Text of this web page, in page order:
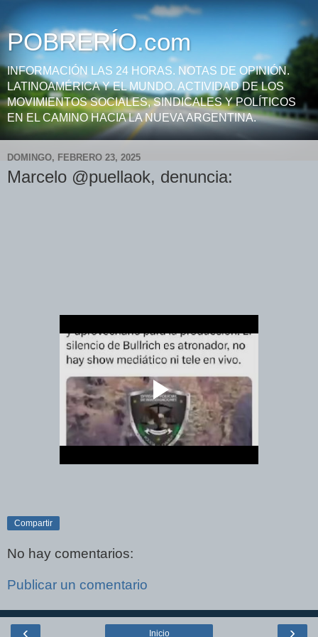
POBRERÍO.com
INFORMACIÓN LAS 24 HORAS. NOTAS DE OPINIÓN.
LATINOAMÉRICA Y EL MUNDO. ACTIVIDAD DE LOS
MOVIMIENTOS SOCIALES, SINDICALES Y POLÍTICOS
EN EL CAMINO HACIA LA NUEVA ARGENTINA.
DOMINGO, FEBRERO 23, 2025
Marcelo @puellaok, denuncia:
Compartir
No hay comentarios:
Publicar un comentario
‹ ›
Inicio